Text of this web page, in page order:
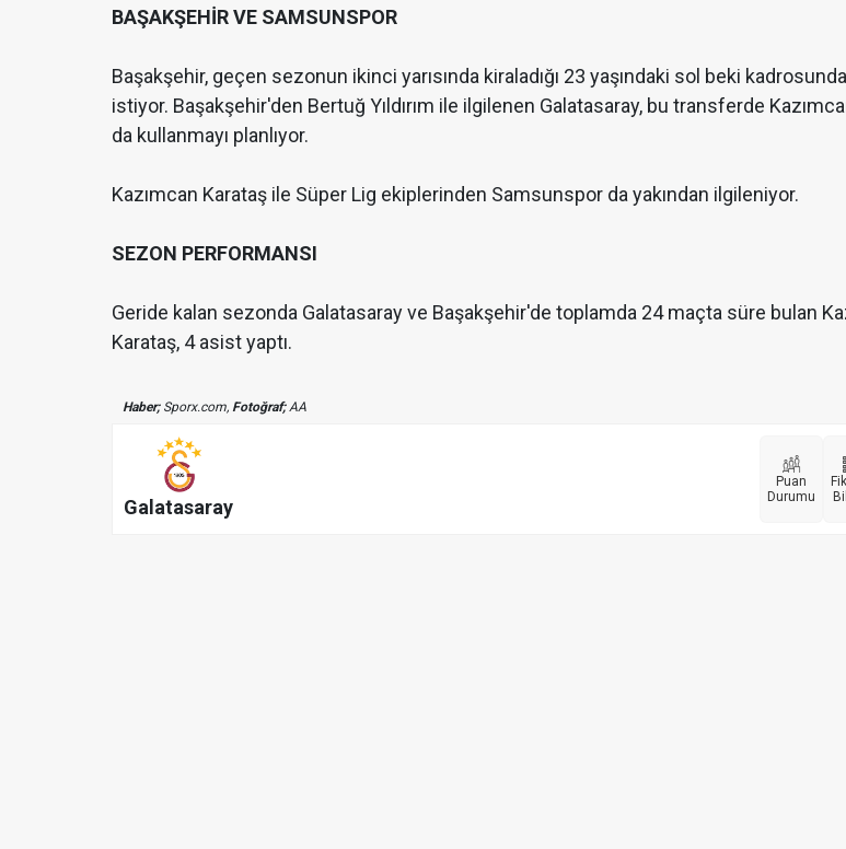
BAŞAKŞEHİR VE SAMSUNSPOR
Başakşehir, geçen sezonun ikinci yarısında kiraladığı 23 yaşındaki sol beki
istiyor. Başakşehir'den Bertuğ Yıldırım ile ilgilenen Galatasaray, bu transferde
da kullanmayı planlıyor.
Kazımcan Karataş ile Süper Lig ekiplerinden Samsunspor da yakından ilgileniyor.
SEZON PERFORMANSI
Geride kalan sezonda Galatasaray ve Başakşehir'de toplamda 24 maçta süre bulan
Karataş, 4 asist yaptı.
Haber;Sporx.com, Fotoğraf;AA
Galatasaray
Puan
Durumu